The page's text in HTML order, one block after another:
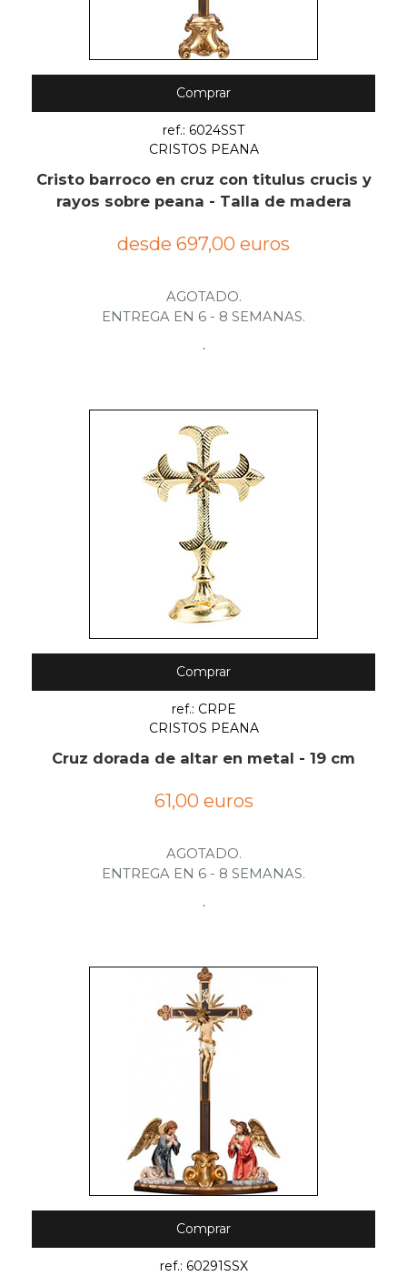
Comprar
ref.: 6024SST
CRISTOS PEANA
Cristo barroco en cruz con titulus crucis y
rayos sobre peana - Talla de madera
desde 697,00 euros
AGOTADO.
ENTREGA EN 6 - 8 SEMANAS.
.
Comprar
ref.: CRPE
CRISTOS PEANA
Cruz dorada de altar en metal - 19 cm
61,00 euros
AGOTADO.
ENTREGA EN 6 - 8 SEMANAS.
.
Comprar
ref.: 60291SSX